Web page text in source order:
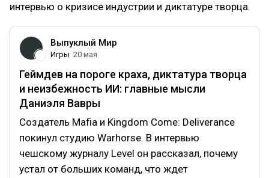
интервью о кризисе индустрии и диктатуре творца.
Выпуклый Мир
Игры 20 мая
Геймдев на пороге краха, диктатура творца
и неизбежность ИИ: главные мысли
Даниэля Вавры
Создатель Mafia и Kingdom Come: Deliverance
покинул студию Warhorse. В интервью
чешскому журналу Level он рассказал, почему
устал от больших команд, что ждет